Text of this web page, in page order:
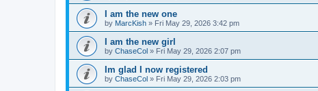
I am the new one
by MarcKish » Fri May 29, 2026 3:42 pm
I am the new girl
by ChaseCol » Fri May 29, 2026 2:07 pm
Im glad I now registered
by ChaseCol » Fri May 29, 2026 2:03 pm